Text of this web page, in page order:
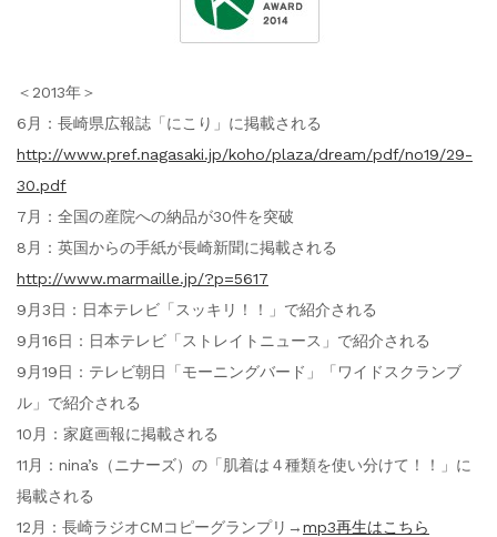
＜2013年＞
6月：長崎県広報誌「にこり」に掲載される
http://www.pref.nagasaki.jp/koho/plaza/dream/pdf/no19/29-
30.pdf
7月：全国の産院への納品が30件を突破
8月：英国からの手紙が長崎新聞に掲載される
http://www.marmaille.jp/?p=5617
9月3日：日本テレビ「スッキリ！！」で紹介される
9月16日：日本テレビ「ストレイトニュース」で紹介される
9月19日：テレビ朝日「モーニングバード」「ワイドスクランブ
ル」で紹介される
10月：家庭画報に掲載される
11月：nina’s（ニナーズ）の「肌着は４種類を使い分けて！！」に
掲載される
12月：長崎ラジオCMコピーグランプリ→mp3再生はこちら